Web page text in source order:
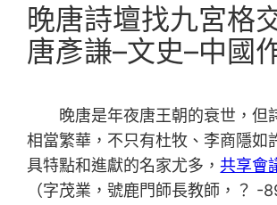
晚唐詩壇找九宮格
唐彥謙–文史–中國
晚唐是年夜唐王朝的衰世，但
相當繁華，不只有杜牧、李商隱如
具特點和進獻的名家尤多，共享會
（字茂業，號鹿門師長教師，？ -